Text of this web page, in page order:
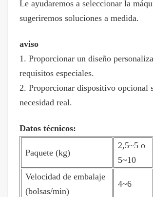
Le ayudaremos a seleccionar la
sugeriremos soluciones a medida.
aviso
1. Proporcionar un diseño
requisitos especiales.
2. Proporcionar dispositivo opcional
necesidad real.
Datos técnicos:
Paquete (kg)
2,5~5 o
5~10
Velocidad de embalaje
(bolsas/min)
4~6